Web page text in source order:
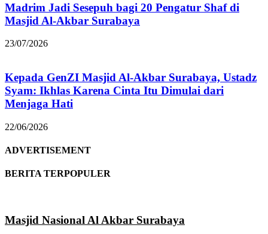
Madrim Jadi Sesepuh bagi 20 Pengatur Shaf di
Masjid Al-Akbar Surabaya
23/07/2026
Kepada GenZI Masjid Al-Akbar Surabaya, Ustadz
Syam: Ikhlas Karena Cinta Itu Dimulai dari
Menjaga Hati
22/06/2026
ADVERTISEMENT
BERITA TERPOPULER
Masjid Nasional Al Akbar Surabaya